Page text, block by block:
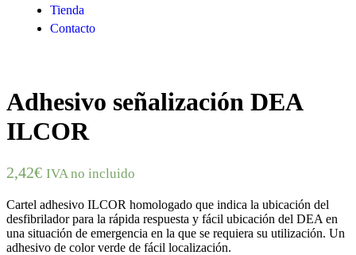
Tienda
Contacto
Adhesivo señalización DEA
ILCOR
2,42€ IVA no incluido
Cartel adhesivo ILCOR homologado que indica la ubicación del
desfibrilador para la rápida respuesta y fácil ubicación del DEA en
una situación de emergencia en la que se requiera su utilización. Un
adhesivo de color verde de fácil localización.